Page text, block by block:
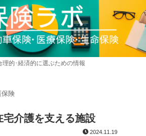
理的･経済的に選ぶための情報
保険
宅介護を支える施設
2024.11.19